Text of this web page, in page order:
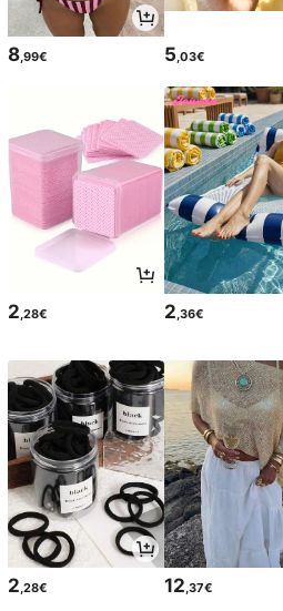
8,99€ 5,03€
2,28€ 2,36€
2 ,28€ 12 ,37€